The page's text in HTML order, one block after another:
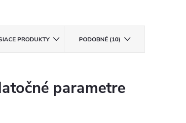
PRODUKTY PODOBNÉ (10)
parametre